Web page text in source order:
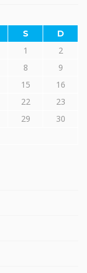
S D
1
2
8
9
15
16
22
23
29
30